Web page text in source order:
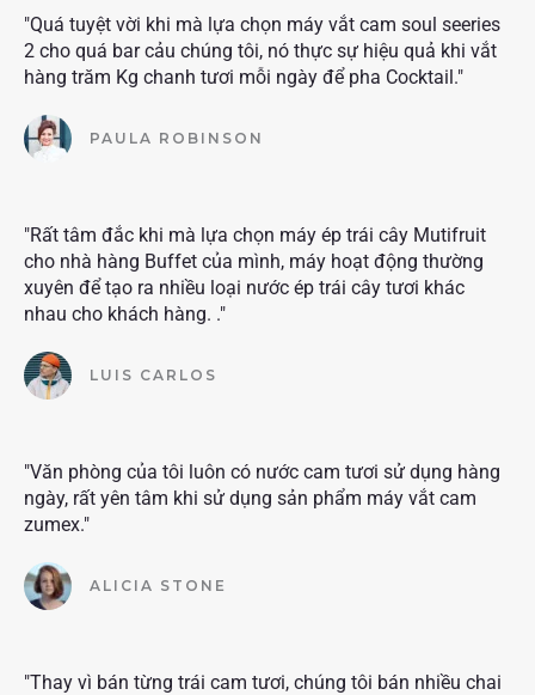
"Quá tuyệt vời khi mà lựa chọn máy vắt cam soul seeries
2 cho quá bar cảu chúng tôi, nó thực sự hiệu quả khi vắt
hàng trăm Kg chanh tươi mỗi ngày để pha Cocktail."
PAULA ROBINSON
"Rất tâm đắc khi mà lựa chọn máy ép trái cây Mutifruit
cho nhà hàng Buffet của mình, máy hoạt động thường
xuyên để tạo ra nhiều loại nước ép trái cây tươi khác
nhau cho khách hàng. ."
LUIS CARLOS
"Văn phòng của tôi luôn có nước cam tươi sử dụng hàng
ngày, rất yên tâm khi sử dụng sản phẩm máy vắt cam
zumex."
ALICIA STONE
"Thay vì bán từng trái cam tươi, chúng tôi bán nhiều chai